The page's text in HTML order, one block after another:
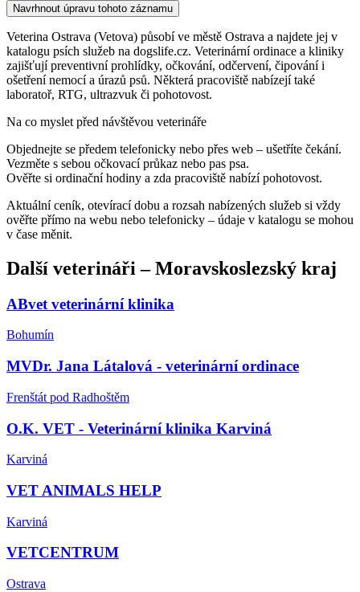
Navrhnout úpravu tohoto záznamu
Veterina Ostrava (Vetova) působí ve městě Ostrava a najdete jej v
katalogu psích služeb na dogslife.cz. Veterinární ordinace a kliniky
zajišťují preventivní prohlídky, očkování, odčervení, čipování i
ošetření nemocí a úrazů psů. Některá pracoviště nabízejí také
laboratoř, RTG, ultrazvuk či pohotovost.
Na co myslet před návštěvou veterináře
Objednejte se předem telefonicky nebo přes web – ušetříte čekání.
Vezměte s sebou očkovací průkaz nebo pas psa.
Ověřte si ordinační hodiny a zda pracoviště nabízí pohotovost.
Aktuální ceník, otevírací dobu a rozsah nabízených služeb si vždy
ověřte přímo na webu nebo telefonicky – údaje v katalogu se mohou
v čase měnit.
Další veterináři –Moravskoslezský kraj
ABvet veterinární klinika
Bohumín
MVDr. Jana Látalová - veterinární ordinace
Frenštát pod Radhoštěm
O.K. VET - Veterinární klinika Karviná
Karviná
VET ANIMALS HELP
Karviná
VETCENTRUM
Ostrava